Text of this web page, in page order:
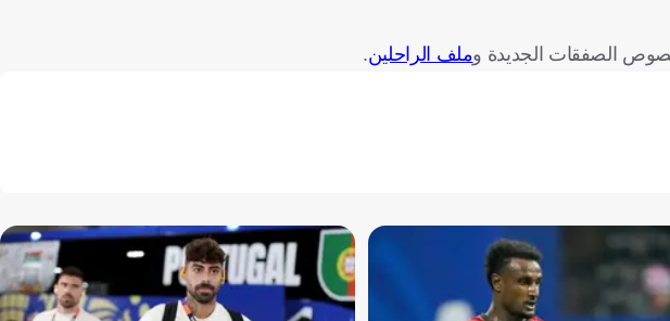
الصفقات الجديدة وملف الراحلين.